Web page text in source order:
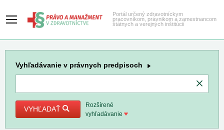
Portál určený zdravotníckym
pracovníkom, právnikom a zamestnancom
štátnych a verejných inštitúcií
Vyhľadávanie v právnych predpisoch
VYHĽADAŤ
Rozšírené
vyhľadávanie